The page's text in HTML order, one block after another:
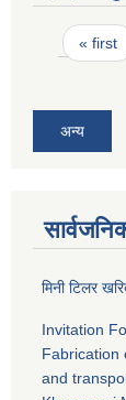
Pages
« first
अन्य
मिनी टिलर
Invitation
Fabrication
and